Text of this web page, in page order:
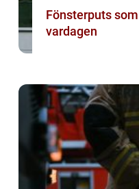
Fönsterputs
vardagen